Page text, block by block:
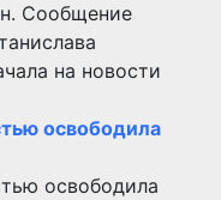
Сообщение
на новости
освободила
освободила